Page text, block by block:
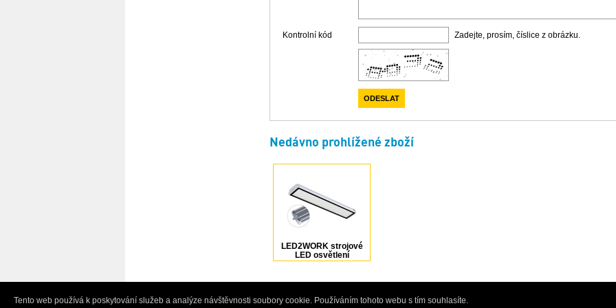
Kontrolní kód Zadejte, prosím, číslice z obrázku.
Nedávno prohlížené zboží
LED2WORK strojové
LED osvětlení
FIELDLED EVO 78 W
V/DC, 153310-02
© 2005-2026 Ivo Grandič - půjčovna a prodej profesionálního elektrického a ručního nářadí, obchod pro kutily i profesionály -
Tento web používá k poskytování služeb a analýze návštěvnosti soubory cookie. Používáním tohoto webu s tím souhlasíte.